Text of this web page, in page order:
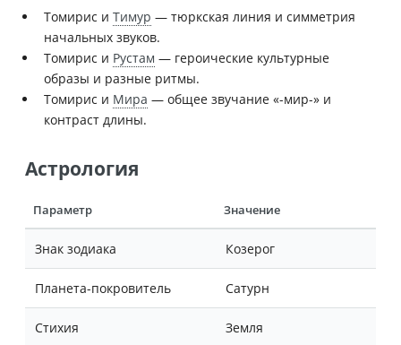
Томирис и Тимур — тюркская линия и симметрия
начальных звуков.
Томирис и Рустам — героические культурные
образы и разные ритмы.
Томирис и Мира — общее звучание «-мир-» и
контраст длины.
Астрология
Параметр Значение
Знак зодиака Козерог
Планета-покровитель Сатурн
Стихия Земля